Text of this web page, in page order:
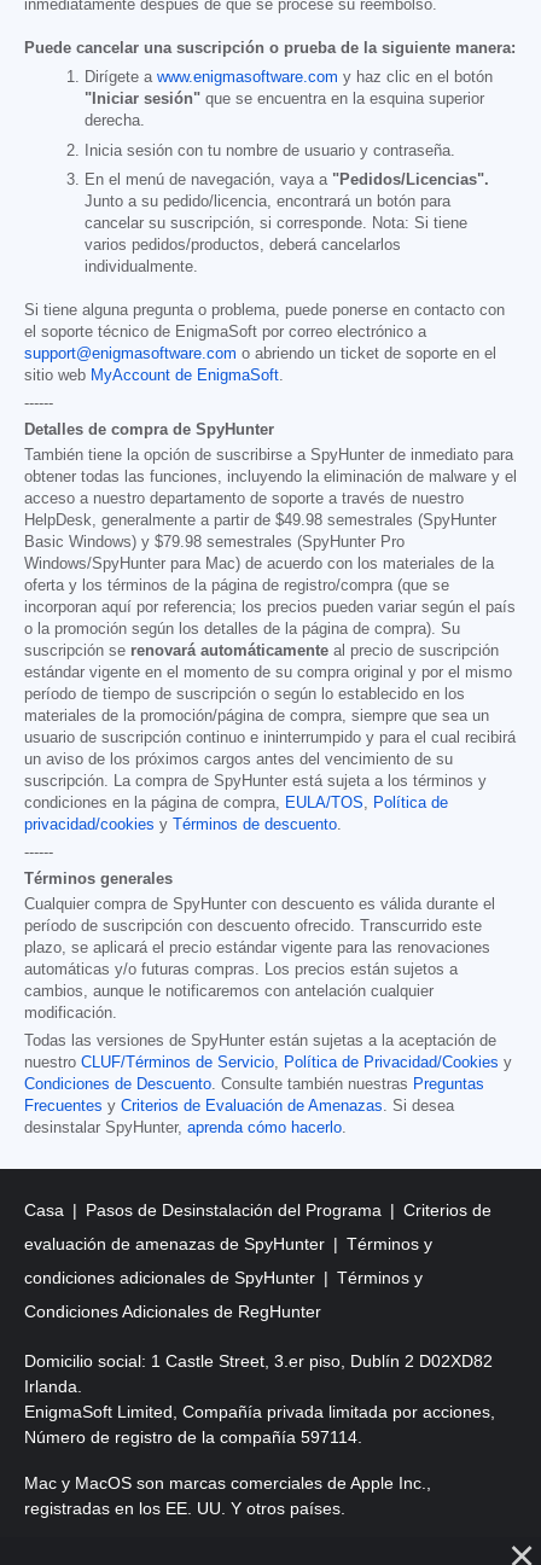
inmediatamente después de que se procese su reembolso.
Puede cancelar una suscripción o prueba de la siguiente manera:
Dirígete a www.enigmasoftware.com y haz clic en el botón
"Iniciar sesión" que se encuentra en la esquina superior
derecha.
Inicia sesión con tu nombre de usuario y contraseña.
En el menú de navegación, vaya a "Pedidos/Licencias".
Junto a su pedido/licencia, encontrará un botón para
cancelar su suscripción, si corresponde. Nota: Si tiene
varios pedidos/productos, deberá cancelarlos
individualmente.
Si tiene alguna pregunta o problema, puede ponerse en contacto con
el soporte técnico de EnigmaSoft por correo electrónico a
support@enigmasoftware.com o abriendo un ticket de soporte en el
sitio web MyAccount de EnigmaSoft.
------
Detalles de compra de SpyHunter
También tiene la opción de suscribirse a SpyHunter de inmediato para
obtener todas las funciones, incluyendo la eliminación de malware y el
acceso a nuestro departamento de soporte a través de nuestro
HelpDesk, generalmente a partir de $49.98 semestrales (SpyHunter
Basic Windows) y $79.98 semestrales (SpyHunter Pro
Windows/SpyHunter para Mac) de acuerdo con los materiales de la
oferta y los términos de la página de registro/compra (que se
incorporan aquí por referencia; los precios pueden variar según el país
o la promoción según los detalles de la página de compra). Su
suscripción se renovará automáticamente al precio de suscripción
estándar vigente en el momento de su compra original y por el mismo
período de tiempo de suscripción o según lo establecido en los
materiales de la promoción/página de compra, siempre que sea un
usuario de suscripción continuo e ininterrumpido y para el cual recibirá
un aviso de los próximos cargos antes del vencimiento de su
suscripción. La compra de SpyHunter está sujeta a los términos y
condiciones en la página de compra, EULA/TOS, Política de
privacidad/cookies y Términos de descuento.
------
Términos generales
Cualquier compra de SpyHunter con descuento es válida durante el
período de suscripción con descuento ofrecido. Transcurrido este
plazo, se aplicará el precio estándar vigente para las renovaciones
automáticas y/o futuras compras. Los precios están sujetos a
cambios, aunque le notificaremos con antelación cualquier
modificación.
Todas las versiones de SpyHunter están sujetas a la aceptación de
nuestro CLUF/Términos de Servicio, Política de Privacidad/Cookies y
Condiciones de Descuento. Consulte también nuestras Preguntas
Frecuentes y Criterios de Evaluación de Amenazas. Si desea
desinstalar SpyHunter, aprenda cómo hacerlo.
Casa Pasos de Desinstalación del Programa
Criterios de
evaluación de amenazas de SpyHunter
Términos y
condiciones adicionales de SpyHunter
Términos y
Condiciones Adicionales de RegHunter
Domicilio social: 1 Castle Street, 3.er piso, Dublín 2 D02XD82
Irlanda.
EnigmaSoft Limited, Compañía privada limitada por acciones,
Número de registro de la compañía 597114.
Mac y MacOS son marcas comerciales de Apple Inc.,
registradas en los EE. UU. Y otros países.